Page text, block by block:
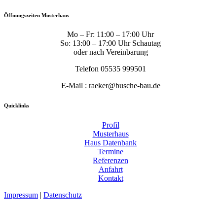
Öffnungszeiten Musterhaus
Mo – Fr: 11:00 – 17:00 Uhr
So: 13:00 – 17:00 Uhr Schautag
oder nach Vereinbarung
Telefon 05535 999501
E-Mail : raeker@busche-bau.de
Quicklinks
Profil
Musterhaus
Haus Datenbank
Termine
Referenzen
Anfahrt
Kontakt
Impressum | Datenschutz